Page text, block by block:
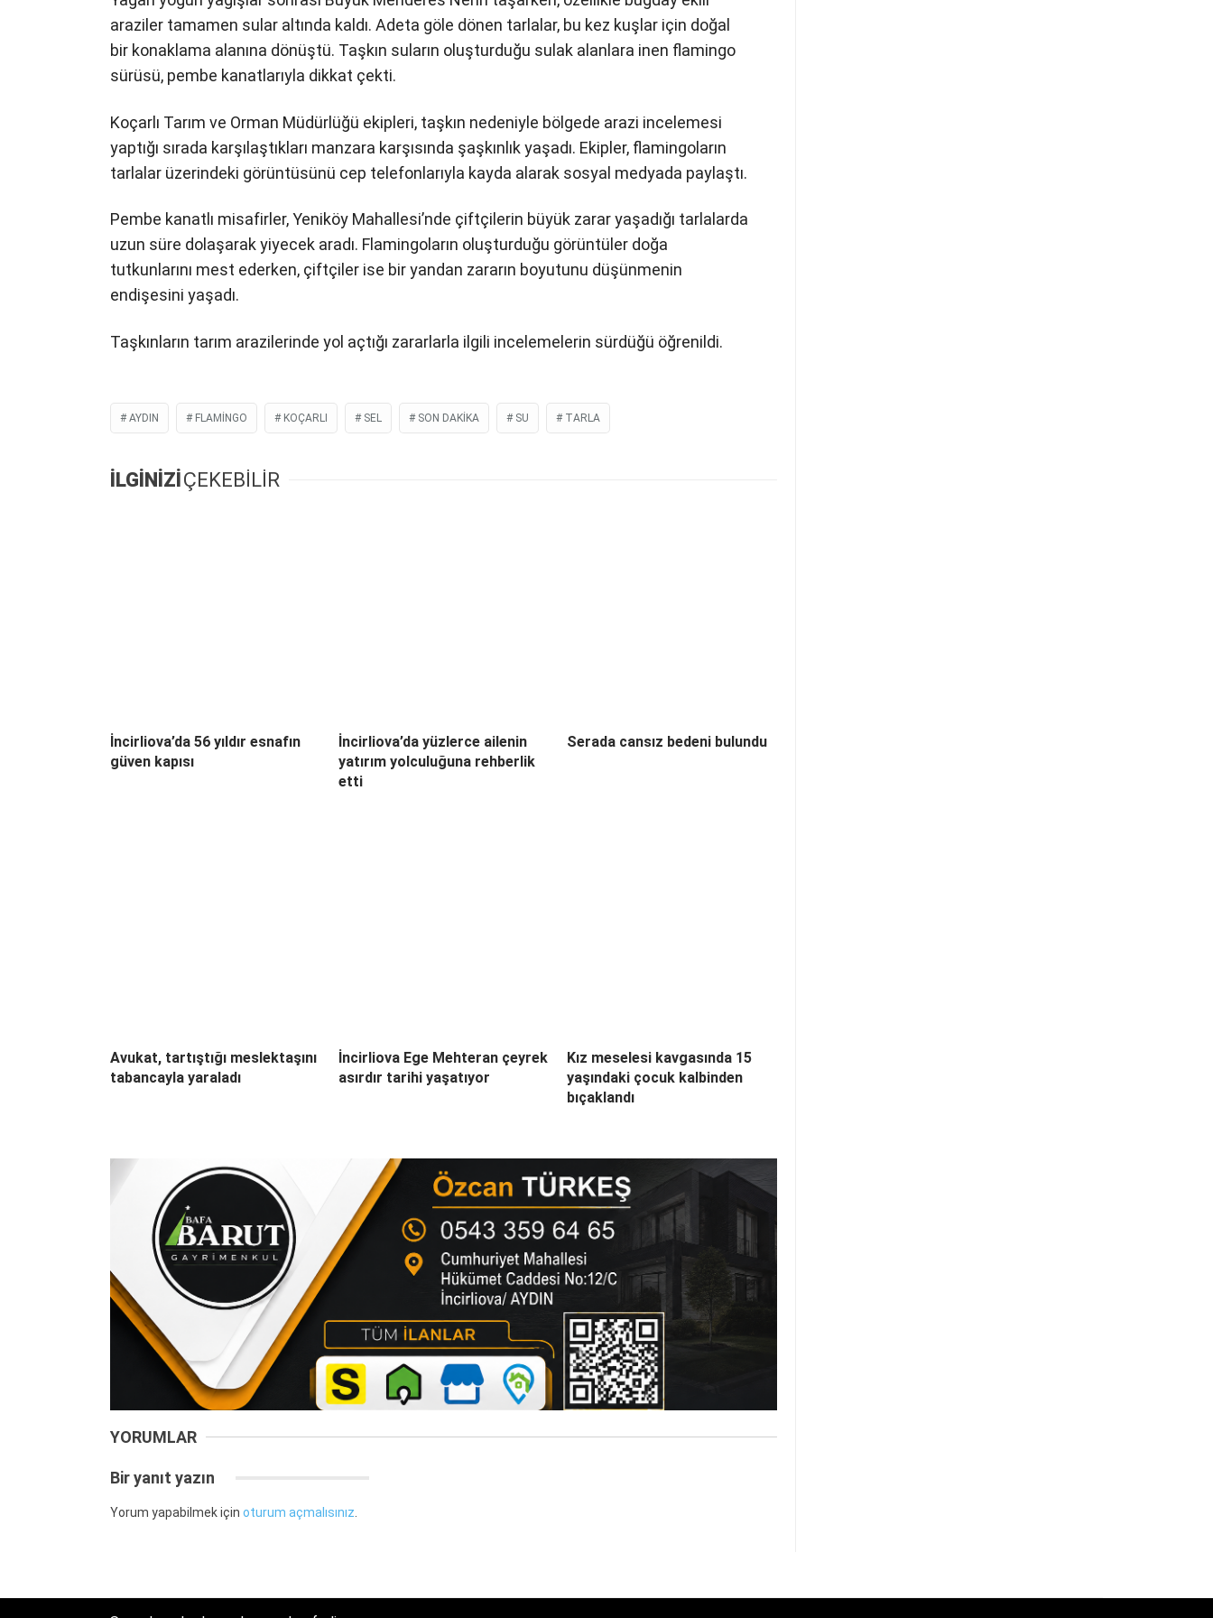
araziler tamamen sular altında kaldı. Adeta göle dönen tarlalar, bu kez kuşlar için doğal
bir konaklama alanına dönüştü. Taşkın suların oluşturduğu sulak alanlara inen flamingo
sürüsü, pembe kanatlarıyla dikkat çekti.
Koçarlı Tarım ve Orman Müdürlüğü ekipleri, taşkın nedeniyle bölgede arazi incelemesi
yaptığı sırada karşılaştıkları manzara karşısında şaşkınlık yaşadı. Ekipler, flamingoların
tarlalar üzerindeki görüntüsünü cep telefonlarıyla kayda alarak sosyal medyada paylaştı.
Pembe kanatlı misafirler, Yeniköy Mahallesi’nde çiftçilerin büyük zarar yaşadığı tarlalarda
uzun süre dolaşarak yiyecek aradı. Flamingoların oluşturduğu görüntüler doğa
tutkunlarını mest ederken, çiftçiler ise bir yandan zararın boyutunu düşünmenin
endişesini yaşadı.
Taşkınların tarım arazilerinde yol açtığı zararlarla ilgili incelemelerin sürdüğü öğrenildi.
AYDIN FLAMINGO KOÇARLI SEL SON DAKIKA SU TARLA
İLGİNİZİÇEKEBİLİR
İncirliova’da 56 yıldır esnafın
güven kapısı
İncirliova’da yüzlerce ailenin
yatırım yolculuğuna rehberlik
etti
Serada cansız bedeni bulundu
Avukat, tartıştığı meslektaşını
tabancayla yaraladı
İncirliova Ege Mehteran çeyrek
asırdır tarihi yaşatıyor
Kız meselesi kavgasında 15
yaşındaki çocuk kalbinden
bıçaklandı
YORUMLAR
Bir yanıt yazın
Yorum yapabilmek için oturum açmalısınız